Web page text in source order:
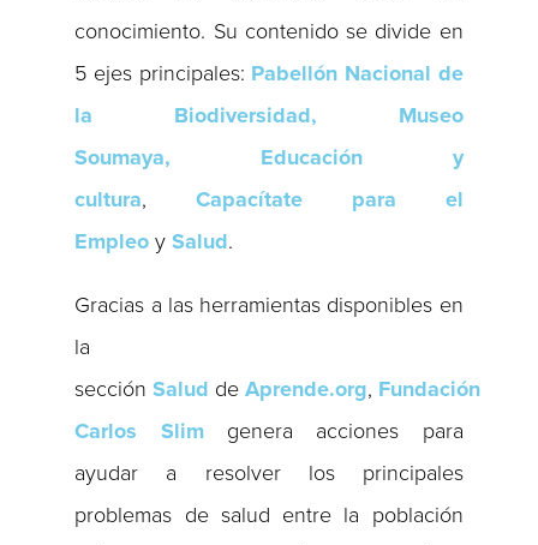
conocimiento. Su contenido se divide en
5 ejes principales: Pabellón Nacional de
la Biodiversidad, Museo
Soumaya,
Educación y
cultura,Capacítate para el
Empleo ySalud.
Gracias a las herramientas disponibles en
la
secciónSalud deAprende.org, Fundación
Carlos Slimgenera acciones para
ayudar a resolver los principales
problemas de salud entre la población